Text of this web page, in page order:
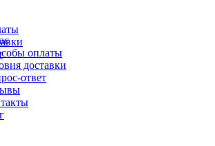
оплаты
доставки
ответ